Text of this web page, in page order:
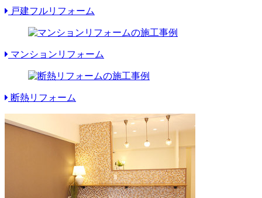
戸建フルリフォーム
マンションリフォーム
断熱リフォーム